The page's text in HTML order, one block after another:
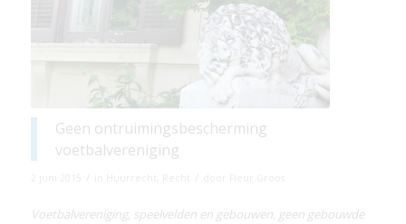
Geen ontruimingsbescherming
voetbalvereniging
Voetbalvereniging, speelvelden en gebouwen, geen gebouwde